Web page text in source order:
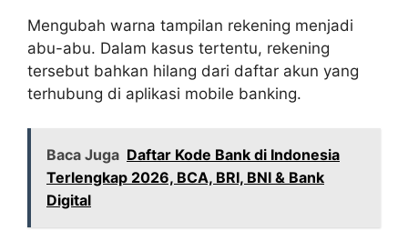
Mengubah warna tampilan rekening menjadi
abu-abu. Dalam kasus tertentu, rekening
tersebut bahkan hilang dari daftar akun yang
terhubung di aplikasi mobile banking.
Baca Juga Daftar Kode Bank di Indonesia
Terlengkap 2026, BCA, BRI, BNI & Bank
Digital